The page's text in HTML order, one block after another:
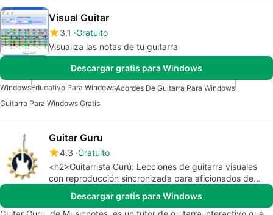
Visual Guitar
3.1 Gratuito
Visualiza las notas de tu guitarra
Descargar gratis para Windows
WindowsEducativo Para WindowsAcordes De Guitarra Para Windows
Guitarra Para Windows Gratis
Guitar Guru
4.3 Gratuito
<h2>Guitarrista Gurú: Lecciones de guitarra visuales
con reproducción sincronizada para aficionados de
Descargar gratis para Windows